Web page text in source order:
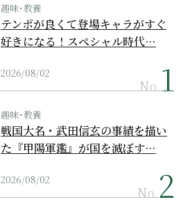
趣味･教養
テンポが良くて登場キャラがすぐ
好きになる！スペシャル時代…
2026/08/02
No.
趣味･教養
戦国大名・武田信玄の事績を描い
た『甲陽軍鑑』が国を滅ぼす…
2026/08/02
No.